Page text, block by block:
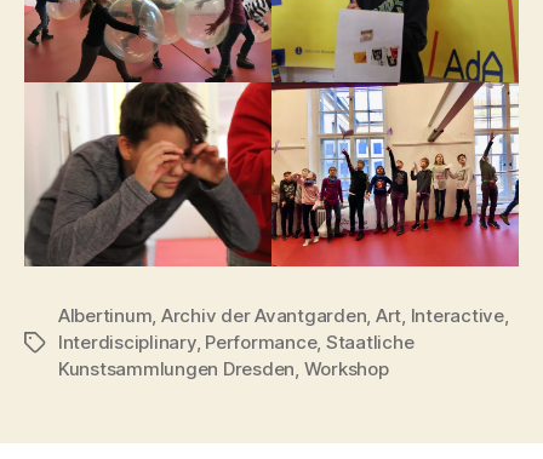
Schlagwörter
Albertinum, Archiv der Avantgarden, Art, Interactive,
Interdisciplinary, Performance, Staatliche
Kunstsammlungen Dresden, Workshop